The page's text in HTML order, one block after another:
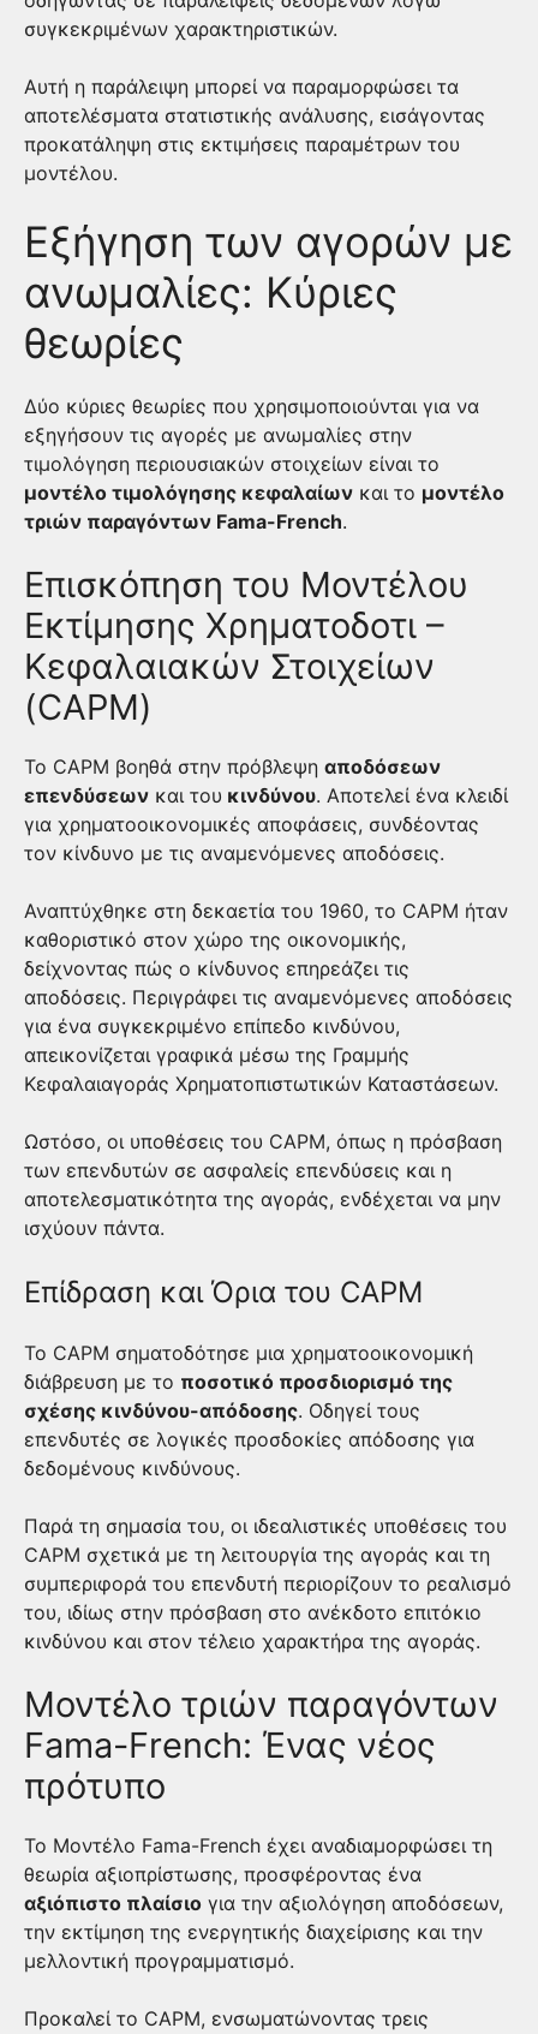
συγκεκριμένων χαρακτηριστικών.
Αυτή η παράλειψη μπορεί να παραμορφώσει τα
αποτελέσματα στατιστικής ανάλυσης, εισάγοντας
προκατάληψη στις εκτιμήσεις παραμέτρων του
μοντέλου.
Εξήγηση των αγορών με
ανωμαλίες: Κύριες
θεωρίες
Δύο κύριες θεωρίες που χρησιμοποιούνται για να
εξηγήσουν τις αγορές με ανωμαλίες στην
τιμολόγηση περιουσιακών στοιχείων είναι το
μοντέλο τιμολόγησης κεφαλαίων και το μοντέλο
τριών παραγόντων Fama-French.
Επισκόπηση του Μοντέλου
Εκτίμησης Χρηματοδοτι –
Κεφαλαιακών Στοιχείων
(CAPM)
Το CAPM βοηθά στην πρόβλεψη αποδόσεων
επενδύσεων και του κινδύνου. Αποτελεί ένα κλειδί
για χρηματοοικονομικές αποφάσεις, συνδέοντας
τον κίνδυνο με τις αναμενόμενες αποδόσεις.
Αναπτύχθηκε στη δεκαετία του 1960, το CAPM ήταν
καθοριστικό στον χώρο της οικονομικής,
δείχνοντας πώς ο κίνδυνος επηρεάζει τις
αποδόσεις. Περιγράφει τις αναμενόμενες αποδόσεις
για ένα συγκεκριμένο επίπεδο κινδύνου,
απεικονίζεται γραφικά μέσω της Γραμμής
Κεφαλαιαγοράς Χρηματοπιστωτικών Καταστάσεων.
Ωστόσο, οι υποθέσεις του CAPM, όπως η πρόσβαση
των επενδυτών σε ασφαλείς επενδύσεις και η
αποτελεσματικότητα της αγοράς, ενδέχεται να μην
ισχύουν πάντα.
Επίδραση και Όρια του CAPM
Το CAPM σηματοδότησε μια χρηματοοικονομική
διάβρευση με το ποσοτικό προσδιορισμό της
σχέσης κινδύνου-απόδοσης. Οδηγεί τους
επενδυτές σε λογικές προσδοκίες απόδοσης για
δεδομένους κινδύνους.
Παρά τη σημασία του, οι ιδεαλιστικές υποθέσεις του
CAPM σχετικά με τη λειτουργία της αγοράς και τη
συμπεριφορά του επενδυτή περιορίζουν το ρεαλισμό
του, ιδίως στην πρόσβαση στο ανέκδοτο επιτόκιο
κινδύνου και στον τέλειο χαρακτήρα της αγοράς.
Μοντέλο τριών παραγόντων
Fama-French: Ένας νέος
πρότυπο
Το Μοντέλο Fama-French έχει αναδιαμορφώσει τη
θεωρία αξιοπρίστωσης, προσφέροντας ένα
αξιόπιστο πλαίσιο για την αξιολόγηση αποδόσεων,
την εκτίμηση της ενεργητικής διαχείρισης και την
μελλοντική προγραμματισμό.
Προκαλεί το CAPM, ενσωματώνοντας τρεις